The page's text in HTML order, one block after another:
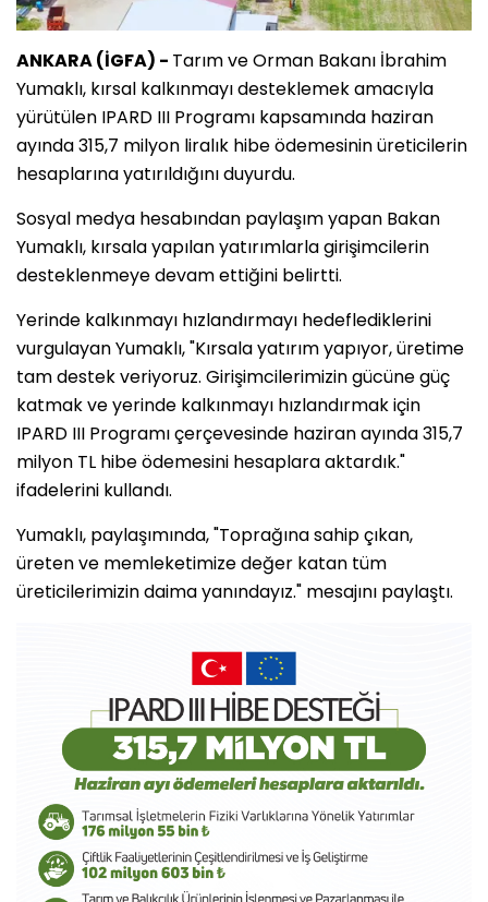
ANKARA (İGFA) - Tarım ve Orman Bakanı İbrahim
Yumaklı, kırsal kalkınmayı desteklemek amacıyla
yürütülen IPARD III Programı kapsamında haziran
ayında 315,7 milyon liralık hibe ödemesinin üreticilerin
hesaplarına yatırıldığını duyurdu.
Sosyal medya hesabından paylaşım yapan Bakan
Yumaklı, kırsala yapılan yatırımlarla girişimcilerin
desteklenmeye devam ettiğini belirtti.
Yerinde kalkınmayı hızlandırmayı hedeflediklerini
vurgulayan Yumaklı, "Kırsala yatırım yapıyor, üretime
tam destek veriyoruz. Girişimcilerimizin gücüne güç
katmak ve yerinde kalkınmayı hızlandırmak için
IPARD III Programı çerçevesinde haziran ayında 315,7
milyon TL hibe ödemesini hesaplara aktardık."
ifadelerini kullandı.
Yumaklı, paylaşımında, "Toprağına sahip çıkan,
üreten ve memleketimize değer katan tüm
üreticilerimizin daima yanındayız." mesajını paylaştı.